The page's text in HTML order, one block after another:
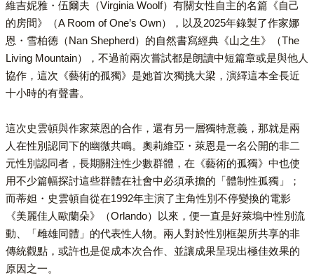
維吉妮雅・伍爾夫（Virginia Woolf）有關女性自主的名篇《自己
的房間》（A Room of One’s Own），以及2025年錄製了作家娜
恩・雪柏德（Nan Shepherd）的自然書寫經典《山之生》（The
Living Mountain），不過前兩次嘗試都是朗讀中短篇章或是與他人
協作，這次《藝術的孤獨》是她首次獨挑大梁，演繹這本全長近
十小時的有聲書。
這次史雲頓與作家萊恩的合作，還有另一層獨特意義，那就是兩
人在性別認同下的幽微共鳴。奧莉維亞・萊恩是一名公開的非二
元性別認同者，長期關注性少數群體，在《藝術的孤獨》中也使
用不少篇幅探討這些群體在社會中必須承擔的「體制性孤獨」；
而蒂妲・史雲頓自從在1992年主演了主角性別不停變換的電影
《美麗佳人歐蘭朵》（Orlando）以來，便一直是好萊塢中性別流
動、「雌雄同體」的代表性人物。兩人對於性別框架所共享的非
傳統觀點，或許也是促成本次合作、並讓成果呈現出極佳效果的
原因之一。